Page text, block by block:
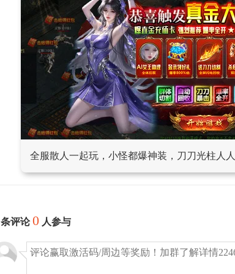
全服散人一起玩，小怪都爆神装，刀刀光柱人人
条评论0 人参与